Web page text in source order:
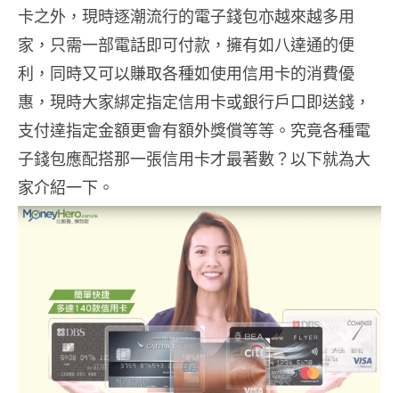
卡之外，現時逐潮流行的電子錢包亦越來越多用
家，只需一部電話即可付款，擁有如八達通的便
利，同時又可以賺取各種如使用信用卡的消費優
惠，現時大家綁定指定信用卡或銀行戶口即送錢，
支付達指定金額更會有額外獎償等等。究竟各種電
子錢包應配搭那一張信用卡才最著數？以下就為大
家介紹一下。